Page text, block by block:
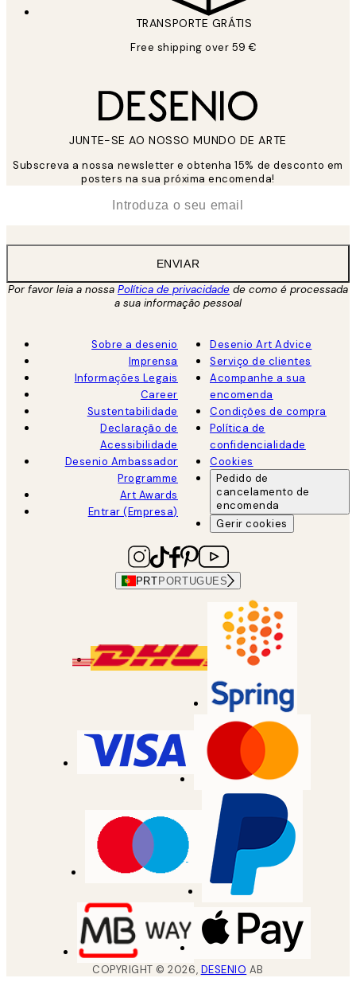
TRANSPORTE GRÁTIS
Free shipping over 59 €
JUNTE-SE AO NOSSO MUNDO DE ARTE
Subscreva a nossa newsletter e obtenha 15% de desconto em
posters na sua próxima encomenda!
ENVIAR
Por favor leia a nossa Política de privacidade de como é processada
a sua informação pessoal
Sobre a desenio
Imprensa
Informações Legais
Career
Sustentabilidade
Declaração de
Acessibilidade
Desenio Ambassador
Programme
Art Awards
Entrar (Empresa)
Desenio Art Advice
Serviço de clientes
Acompanhe a sua
encomenda
Condições de compra
Política de
confidencialidade
Cookies
Pedido de
cancelamento de
encomenda
Gerir cookies
PRT PORTUGUES
COPYRIGHT ©2026, DESENIO AB